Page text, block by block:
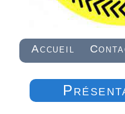
Accueil